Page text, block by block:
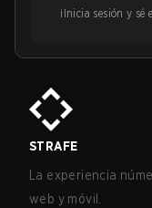
¡Inicia sesión y
STRAFE
La experiencia
web y móvil.